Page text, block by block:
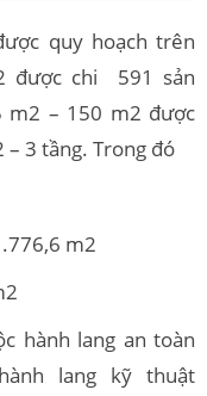
quy hoạch trên
được chi 591 sản
m2 – 150 m2 được
– 3 tầng. Trong đó
m2
hành lang an toàn
lang kỹ thuật